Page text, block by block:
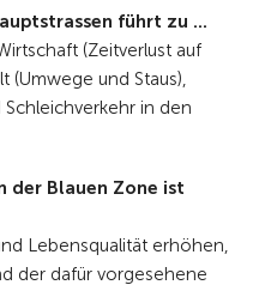
führt zu ...
(Zeitverlust auf
(Umwege und Staus),
in den
der Blauen Zone ist
Lebensqualität erhöhen,
der dafür vorgesehene